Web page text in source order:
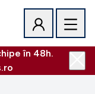
în 48h.